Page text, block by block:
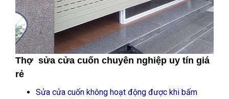
Thợ sửa cửa cuốn chuyên nghiệp uy tín giá
rẻ
Sửa cửa cuốn không hoạt động được khi bấm